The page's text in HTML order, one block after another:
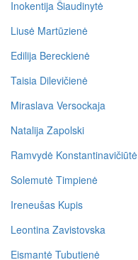
Inokentija Šiaudinytė
Liusė Martūzienė
Edilija Bereckienė
Taisia Dilevičienė
Miraslava Versockaja
Natalija Zapolski
Ramvydė Konstantinavičiūtė
Solemutė Timpienė
Ireneušas Kupis
Leontina Zavistovska
Eismantė Tubutienė